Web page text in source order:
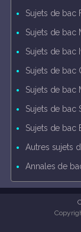
Sujets de bac
Sujets de bac
Sujets de bac
Sujets de bac
Sujets de bac
Sujets de bac
Sujets de bac
Autres sujets
Annales de